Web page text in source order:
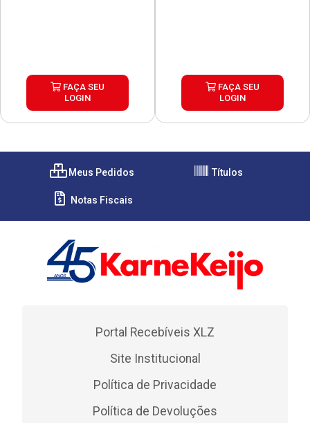
FAÇA SEU
LOGIN
FAÇA SEU
LOGIN
Meus Pedidos Títulos
Notas Fiscais
Portal Recebíveis XLZ
Site Institucional
Política de Privacidade
Política de Devoluções